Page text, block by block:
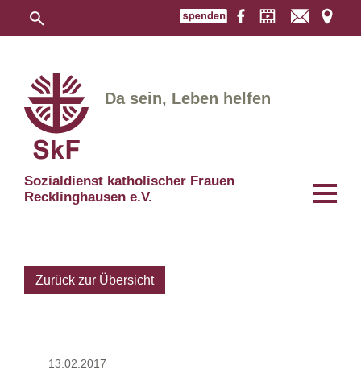
Sozialdienst katholischer Frauen
Recklinghausen e.V.
Da sein, Leben helfen
Zurück zur Übersicht
13.02.2017